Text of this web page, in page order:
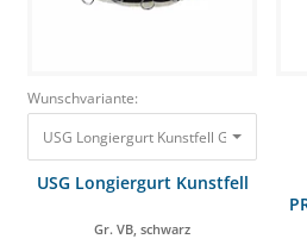
Wunschvariante:
USG Longiergurt Kunstfell Gr. VB,
USG Longiergurt Kunstfell
Gr. VB, schwarz